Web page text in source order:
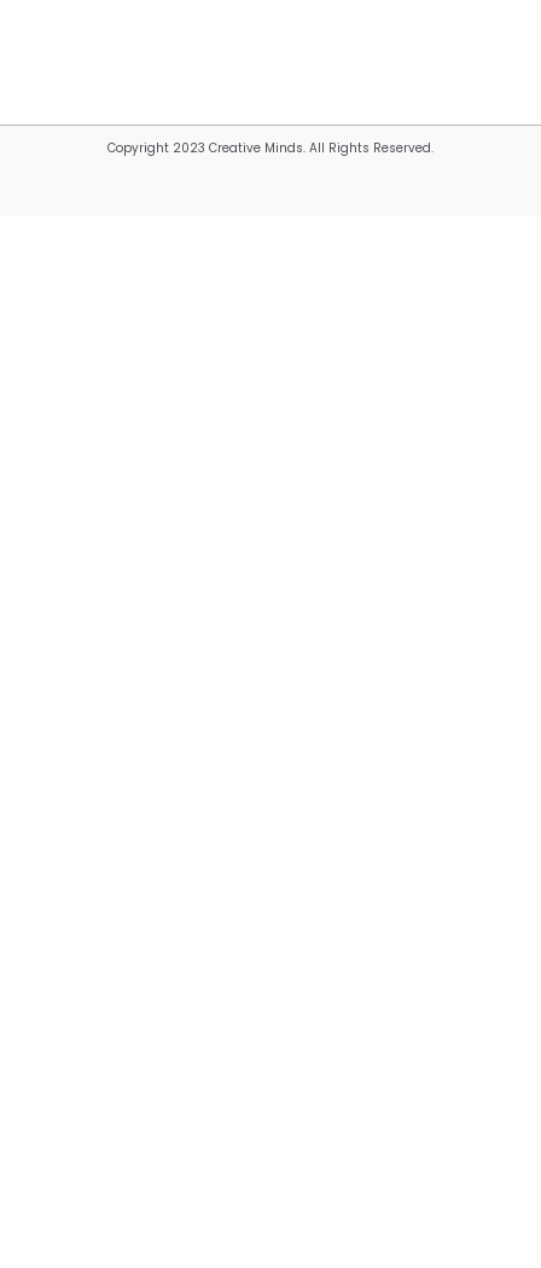
Copyright 2023 Creative Minds. All Rights Reserved.